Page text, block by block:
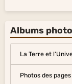
Albums
La Terre et
Photos des